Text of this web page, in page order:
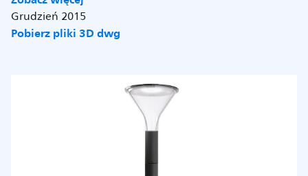
Grudzień 2015
Pobierz pliki 3D dwg